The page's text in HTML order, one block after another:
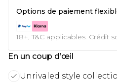
Options de paiement
18+, T&C applicables. Crédit
En un coup d’œil
Unrivaled style